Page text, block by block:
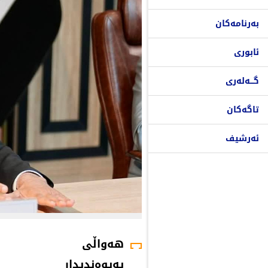
بەرنامەکان
ئابوری
گـــەلەری
تاگەکان
ئەرشیف
هەواڵی